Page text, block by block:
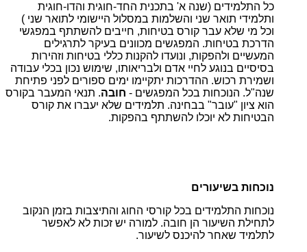
כל התלמידים (שנה א' בתכנית החד-חוגית והדו-חוגית
ותלמידי תואר שני והשלמות במסלול היישומי לתואר שני )
וכל מי שלא עבר קורס בטיחות, חייבים להשתתף במפגשי
הדרכת בטיחות. המפגשים מכוונים בעיקר לתרגילים
המעשיים ולהפקות, ונועדו להקנות כללי בטיחות וזהירות
בסיסיים בנוגע לחיי אדם ולבריאותו, שימוש נכון בכלי עבודה
ושמירת רכוש. ההדרכות יתקיימו ימים ספורים לפני פתיחת
שנה"ל. הנוכחות בכל המפגשים - חובה. תנאי המעבר בקורס
הוא ציון "עובר" בבחינה. תלמידים שלא יעברו את קורס
הבטיחות לא יוכלו להשתתף בהפקות.
נוכחות בשיעורים
נוכחות התלמידים בכל קורסי החוג והתיצבות בזמן הנקוב
לתחילת השיעור הן חובה. למורה יש זכות לא לאפשר
לתלמיד שאחר להיכנס לשיעור.